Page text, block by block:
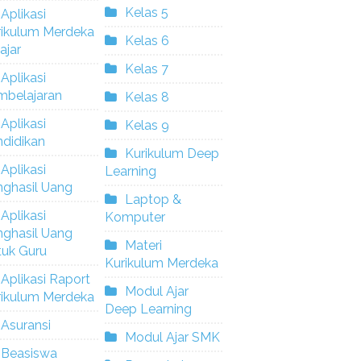
Aplikasi
Merdeka
Aplikasi
Aplikasi
Aplikasi
Uang
Aplikasi
Uang
Guru
Aplikasi Raport
Merdeka
Asuransi
Beasiswa
Kelas 5
Kelas 6
Kelas 7
Kelas 8
Kelas 9
Kurikulum Deep
Learning
Laptop &
Komputer
Materi
Kurikulum Merdeka
Modul Ajar
Deep Learning
Modul Ajar SMK